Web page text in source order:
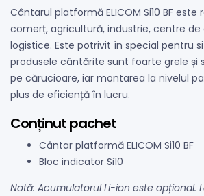
Cântarul platformă ELICOM Si10 BF
comerț, agricultură, industrie, centre de
logistice. Este potrivit în special pentru
produsele cântărite sunt foarte grele și
pe cărucioare, iar montarea la nivelul
plus de eficiență în lucru.
Conținut pachet
Cântar platformă ELICOM Si10 BF
Bloc indicator Si10
Notă: Acumulatorul Li-ion este opțional.